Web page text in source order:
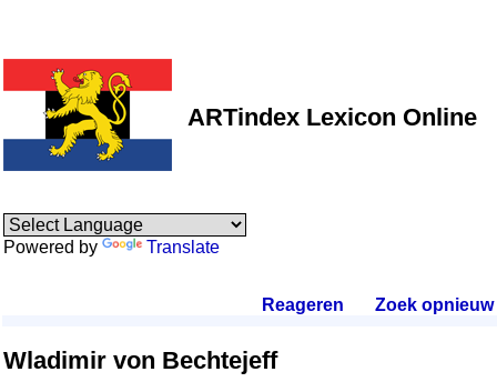
ARTindex Lexicon Online
Powered by Translate
Reageren Zoek opnieuw.
Wladimir von Bechtejeff